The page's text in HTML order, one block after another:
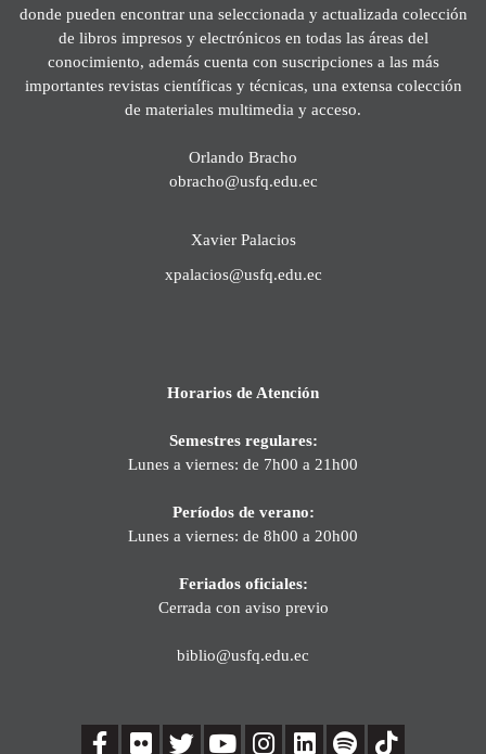
donde pueden encontrar una seleccionada y actualizada colección
de libros impresos y electrónicos en todas las áreas del
conocimiento, además cuenta con suscripciones a las más
importantes revistas científicas y técnicas, una extensa colección
de materiales multimedia y acceso.
Orlando Bracho
obracho@usfq.edu.ec
Xavier Palacios
xpalacios@usfq.edu.ec
Horarios de Atención
Semestres regulares:
Lunes a viernes: de 7h00 a 21h00
Períodos de verano:
Lunes a viernes: de 8h00 a 20h00
Feriados oficiales:
Cerrada con aviso previo
biblio@usfq.edu.ec